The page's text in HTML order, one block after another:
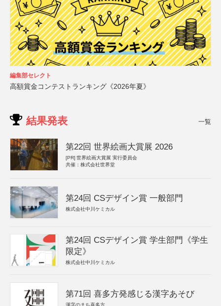
編集部セレクト
高額賞金コンテストランキング《2026年夏》
結果発表 一覧
第22回 世界絵画大賞展 2026
[PR] 世界絵画大賞展 実行委員会
共催：株式会社世界堂
第24回 CSデザイン賞 一般部門
株式会社中川ケミカル
第24回 CSデザイン賞 学生部門《学生
限定》
株式会社中川ケミカル
第71回 喜多方発感じる漢字あそび
漢字のまち喜多方